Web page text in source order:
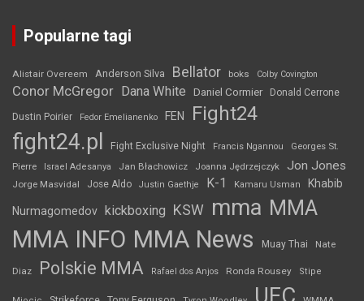
Popularne tagi
Alistair Overeem Anderson Silva Bellator boks Colby Covington
Conor McGregor Dana White Daniel Cormier Donald Cerrone
Dustin Poirier Fedor Emelianenko FEN Fight24
fight24.pl Fight Exclusive Night Francis Ngannou
Georges St.
Pierre
Israel Adesanya Jan Błachowicz Joanna Jędrzejczyk Jon Jones
Jorge Masvidal Jose Aldo Justin Gaethje K-1 Kamaru Usman Khabib
Nurmagomedov kickboxing KSW mma MMA
MMA INFO MMA News Muay Thai Nate
Diaz Polskie MMA Rafael dos Anjos Ronda Rousey Stipe